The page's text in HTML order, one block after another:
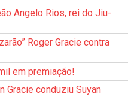
Angelo Rios, rei do Jiu-
Roger Gracie contra
em premiação!
Gracie conduziu Suyan